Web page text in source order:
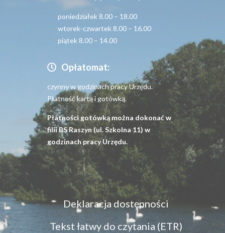
poniedziałek 8.00 – 18.00
wtorek-czwartek 8.00 – 16.00
piątek 8.00 – 14.00
Opłatomat:
czynny w godzinach pracy Urzędu.
Płatność kartą i gotówką.
Płatności gotówką można dokonać w
filii BS Raszyn (ul. Szkolna 11) w
godzinach pracy Urzędu.
Menu
dostępność
Deklaracja dostępności
Tekst łatwy do czytania (ETR)